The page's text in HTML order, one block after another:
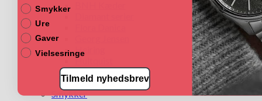
Heiring
Hultquist
Jan Jørgensen
Joanli Nor
Smykker
Smykker
Ure
Gaver
Vielsesringe
Tilmeld nyhedsbrev